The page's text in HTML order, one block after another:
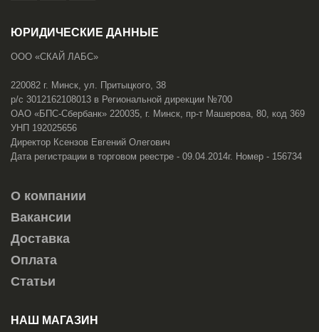
ЮРИДИЧЕСКИЕ ДАННЫЕ
ООО «СКАЙ ЛАБС»
220082 г. Минск, ул. Притыцкого, 38
р/с 3012162108013 в Региональной дирекции №700
ОАО «БПС-Сбербанк» 220035, г. Минск, пр-т Машерова, 80, код 369
УНП 192025656
Директор Ксензов Евгений Олегович
Дата регистрации в торговом реестре - 09.04.2014г. Номер - 156734
О компании
Вакансии
Доставка
Оплата
Статьи
НАШ МАГАЗИН